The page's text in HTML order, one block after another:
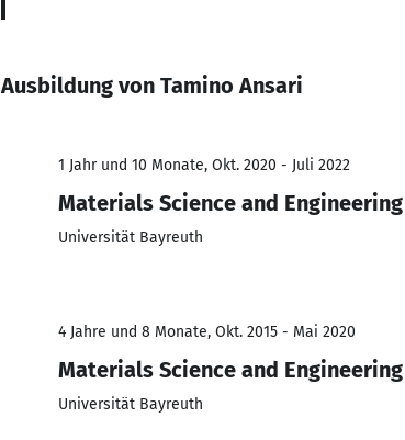
Ausbildung von Tamino Ansari
1 Jahr und 10 Monate, Okt. 2020 - Juli 2022
Materials Science and Engineering
Universität Bayreuth
4 Jahre und 8 Monate, Okt. 2015 - Mai 2020
Materials Science and Engineering
Universität Bayreuth